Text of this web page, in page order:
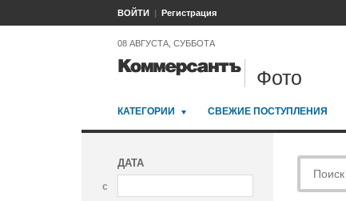
ВОЙТИ Регистрация
08 АВГУСТА, СУББОТА
Фото
КАТЕГОРИИ СВЕЖИЕ ПОСТУПЛЕНИЯ
ДАТА
с